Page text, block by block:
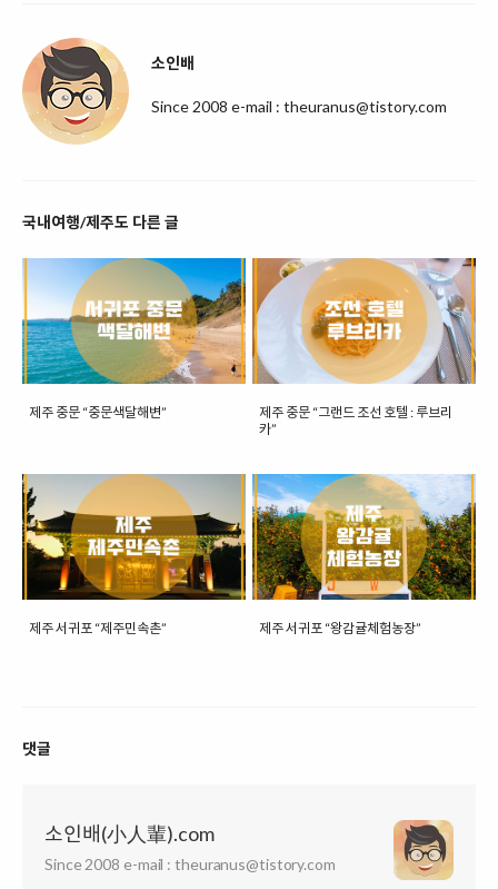
소인배
Since 2008 e-mail : theuranus@tistory.com
국내여행/제주도 다른 글
제주 중문 “중문색달해변”
제주 중문 “그랜드 조선 호텔 : 루브리
카”
제주 서귀포 “제주민속촌” 제주 서귀포 “왕감귤체험농장”
댓글
소인배(小人輩).com
Since 2008 e-mail : theuranus@tistory.com